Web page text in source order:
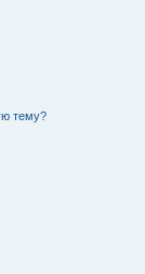
тему?